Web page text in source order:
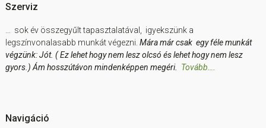
Szerviz
… sok év összegyűlt tapasztalatával, igyekszünk a
legszínvonalasabb munkát végezni. Mára már csak egy féle munkát
végzünk: Jót. ( Ez lehet hogy nem lesz olcsó és lehet hogy nem lesz
gyors.) Ám hosszútávon mindenképpen megéri. Tovább….
Navigáció